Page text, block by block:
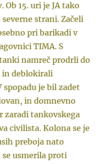
15. uri je JA tako
strani. Začeli
pri barikadi v
TIMA. S
namreč prodrli do
in deblokirali
je bil zadet
in domnevno
zaradi tankovskega
civilista. Kolona se je
preboja nato
usmerila proti